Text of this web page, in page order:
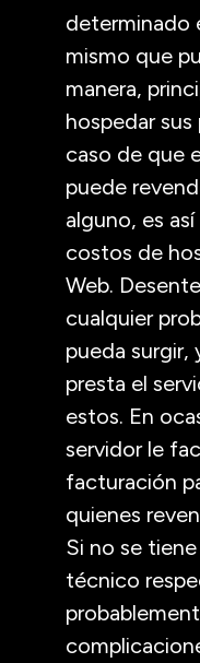
determinado
mismo que
manera,
hospedar sus
caso de que
puede
alguno, es
costos de
Web.
cualquier
pueda surgir,
presta el
estos. En
servidor le
facturación
quienes
Si no se
técnico